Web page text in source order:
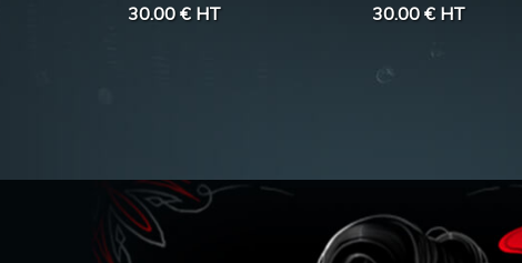
30.00 € HT
30.00 € HT